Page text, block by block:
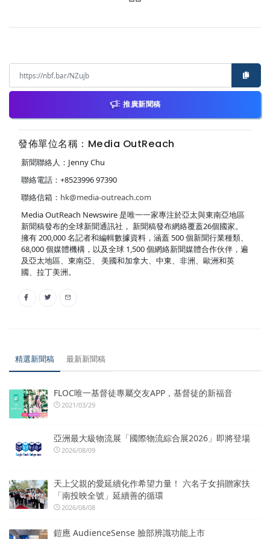
推廣新聞稿
發佈單位名稱：Media OutReach
新聞聯絡人：Jenny Chu
聯絡電話：+8523996 97390
聯絡信箱： hk@media-outreach.com
Media OutReach Newswire 是唯一一家專注於亞太與東南亞地區
新聞稿發布的全球新聞通訊社， 新聞稿發布網絡覆蓋26個國家。
擁有 200,000 名記者和編輯數據資料，涵蓋 500 個新聞行業種類、
68,000 個媒體機構，以及全球 1,500 個網絡新聞媒體合作伙伴，遍
及亞太地區、東南亞、 美國和加拿大、中東、非洲、歐洲和英
國、拉丁美洲。
精選新聞稿 最新新聞稿
FLOC唯一基督徒專屬交友APP，基督徒的新福音
2021/03/29
亞洲最大級物流展「國際物流綜合展2026」即將登場
2026/08/09
天上父親的愛延續化作希望力量！ 六名子女捐贈家扶
「南投映全號」延續善的循環
2026/08/08
鎧應 AudienceSense 臉部辨識功能上市